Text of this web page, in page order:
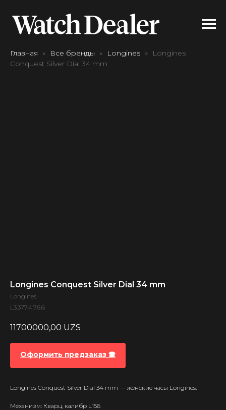
Главная Все бренды Longines
Longines
Conquest Silver Dial 34 mm
Longines Conquest Silver Dial 34 mm
Longines
L3.377.4.76.6
11700000,00 UZS
Оформить предзаказ 🕿
Longines Conquest Silver Dial 34 mm — женские часы Longines.
Механизм: Кварц, калибр L156